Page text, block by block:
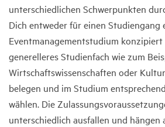
unterschiedlichen Schwerpunkten
Dich entweder für einen Studiengang
Eventmanagementstudium
generelleres Studienfach wie zum
Wirtschaftswissenschaften oder
belegen und im Studium
wählen. Die
unterschiedlich ausfallen und hängen